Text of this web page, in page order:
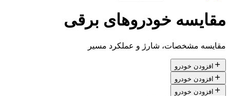
مقایسه خودروهای برقی
مقایسه مشخصات، شارژ و عملکرد مسیر
 افزودن خودرو
 افزودن خودرو
 افزودن خودرو